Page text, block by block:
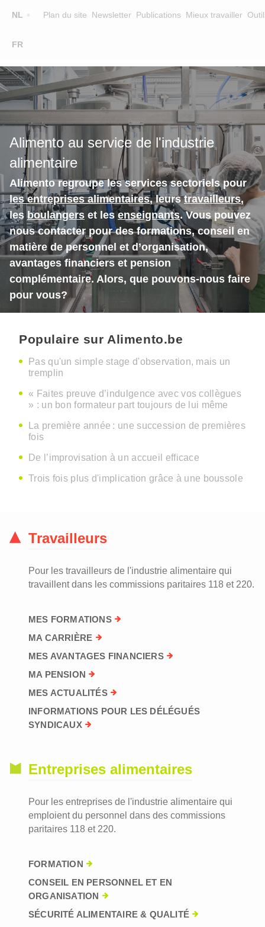
NL
FR
Plan du site Newsletter Publications Mieux travailler
Main
navigation
FORMATION
FORMATEURS
SUR ALIMENTO
EQUIPE
CONTACT
CHERCHER UNE FORMATION
Alimento au service de l'industrie
alimentaire
Alimento regroupe les services sectoriels pour
les entreprises alimentaires, leurstravailleurs,
lesboulangers et les enseignants. Vous pouvez
nous contacter pour des formations, conseil en
matière de personnel et d’organisation,
avantages financiers et pension
complémentaire. Alors, que pouvons-nous faire
pour vous?
Populaire sur Alimento.be
Pas qu'un simple stage d'observation, mais un
tremplin
« Faites preuve d’indulgence avec vos collègues
» : un bon formateur part toujours de lui même
La première année : une succession de premières
fois
De l’improvisation à un accueil efficace
Trois fois plus d'implication grâce à une boussole
Travailleurs
Pour les travailleurs de l'industrie alimentaire qui
travaillent dans les commissions paritaires 118 et 220.
MES FORMATIONS
MA CARRIÈRE
MES AVANTAGES FINANCIERS
MA PENSION
MES ACTUALITÉS
INFORMATIONS POUR LES DÉLÉGUÉS
SYNDICAUX
Entreprises alimentaires
Pour les entreprises de l'industrie alimentaire qui
emploient du personnel dans des commissions
paritaires 118 et 220.
FORMATION
CONSEIL EN PERSONNEL ET EN
ORGANISATION
SÉCURITÉ ALIMENTAIRE & QUALITÉ